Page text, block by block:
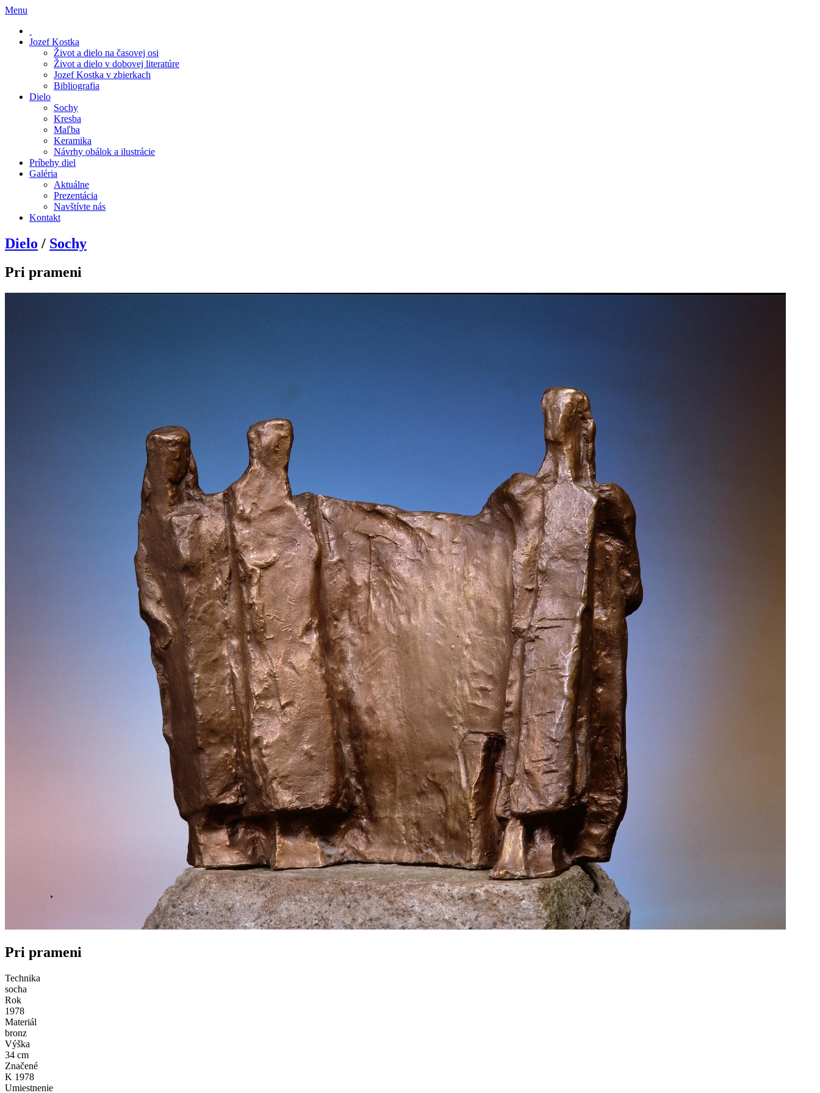
Menu
Jozef Kostka
Život a dielo na časovej osi
Život a dielo v dobovej literatúre
Jozef Kostka v zbierkach
Bibliografia
Dielo
Sochy
Kresba
Maľba
Keramika
Návrhy obálok a ilustrácie
Príbehy diel
Galéria
Aktuálne
Prezentácia
Navštívte nás
Kontakt
Dielo / Sochy
Pri prameni
Pri prameni
Technika
socha
Rok
1978
Materiál
bronz
Výška
34 cm
Značené
K 1978
Umiestnenie